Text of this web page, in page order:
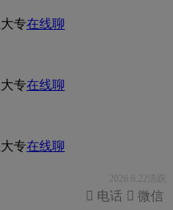
大专在线聊
大专在线聊
大专在线聊
2026.6.22活跃
 微信
 电话